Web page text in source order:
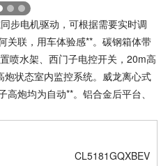
步电机驱动，可根据需要实时调
关联，用车体验感**。碳钢箱体带
喷水架、西门子电控开关，20m高
状态室内监控系统。威龙离心式
炮均为自动**。铝合金后平台、
CL5181GQXBEV